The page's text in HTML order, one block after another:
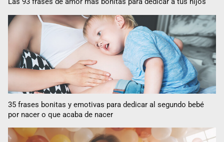
35 frases bonitas y emotivas para dedicar al segundo bebé
por nacer o que acaba de nacer